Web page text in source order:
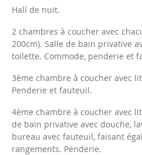
Hall de nuit.
2 chambres à coucher avec
200cm). Salle de bain privative
toilette. Commode, penderie et
3ème chambre à coucher avec
Penderie et fauteuil.
4ème chambre à coucher avec
de bain privative avec douche,
bureau avec fauteuil, faisant
rangements. Penderie.